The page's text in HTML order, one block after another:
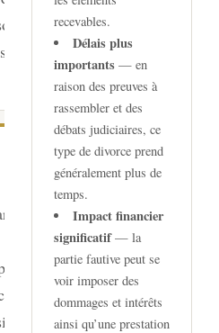
recevables.
Délais plus
importants — en
raison des preuves à
rassembler et des
débats judiciaires, ce
type de divorce prend
généralement plus de
temps.
Impact financier
significatif— la
partie fautive peut se
voir imposer des
dommages et intérêts
ainsi qu’une prestation